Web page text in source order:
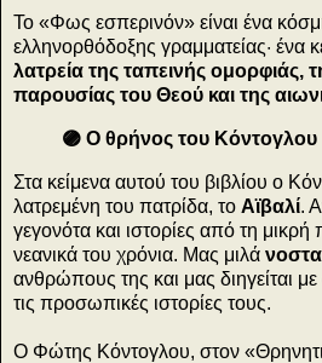
Το «Φως εσπερινόν» είναι ένα
ελληνορθόδοξης γραμματείας· ένα
λατρεία της ταπεινής ομορφιάς,
παρουσίας του Θεού και της
🟣 Ο θρήνος του Κόντογλου
Στα κείμενα αυτού του βιβλίου ο
λατρεμένη του πατρίδα, το Αϊβαλί.
γεγονότα και ιστορίες από τη μικρή
νεανικά του χρόνια. Μας μιλά
ανθρώπους της και μας διηγείται με
τις προσωπικές ιστορίες τους.
Ο Φώτης Κόντογλου, στον